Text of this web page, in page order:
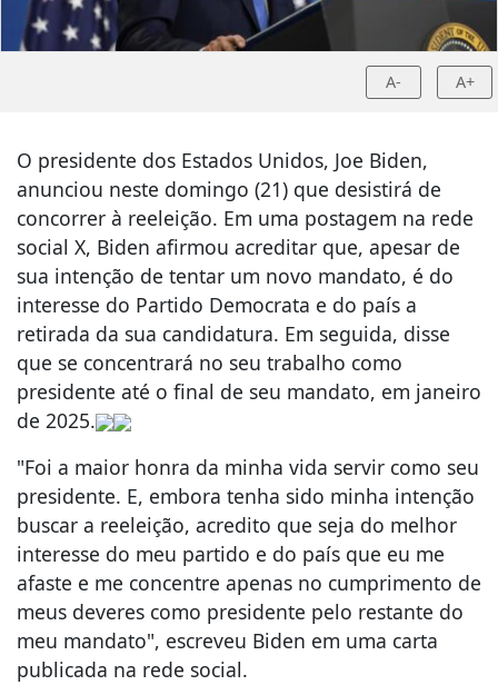
A- A+
O presidente dos Estados Unidos, Joe Biden,
anunciou neste domingo (21) que desistirá de
concorrer à reeleição. Em uma postagem na rede
social X, Biden afirmou acreditar que, apesar de
sua intenção de tentar um novo mandato, é do
interesse do Partido Democrata e do país a
retirada da sua candidatura. Em seguida, disse
que se concentrará no seu trabalho como
presidente até o final de seu mandato, em janeiro
de 2025.
"Foi a maior honra da minha vida servir como seu
presidente. E, embora tenha sido minha intenção
buscar a reeleição, acredito que seja do melhor
interesse do meu partido e do país que eu me
afaste e me concentre apenas no cumprimento de
meus deveres como presidente pelo restante do
meu mandato", escreveu Biden em uma carta
publicada na rede social.